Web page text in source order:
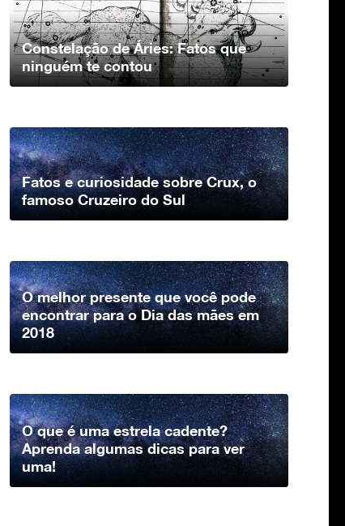
Constelação de Áries: Fatos que
ninguém te contou
Fatos e curiosidade sobre Crux, o
famoso Cruzeiro do Sul
O melhor presente que você pode
encontrar para o Dia das mães em
2018
O que é uma estrela cadente?
Aprenda algumas dicas para ver
uma!